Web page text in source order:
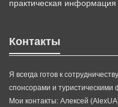
практическая информация
Контакты
Я всегда готов к
спонсорами и
Мои контакты: Алексей